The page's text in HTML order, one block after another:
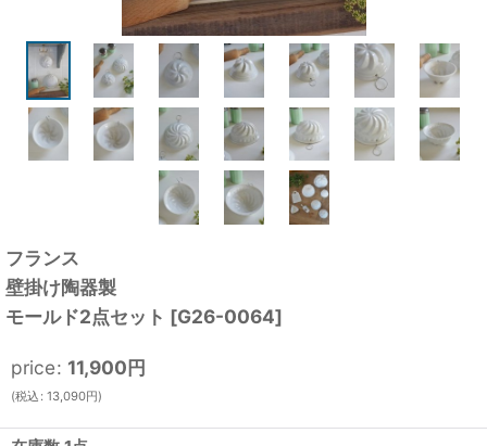
フランス
壁掛け陶器製
モールド2点セット [G26-0064]
price: 11,900円
(税込 : 13,090円)